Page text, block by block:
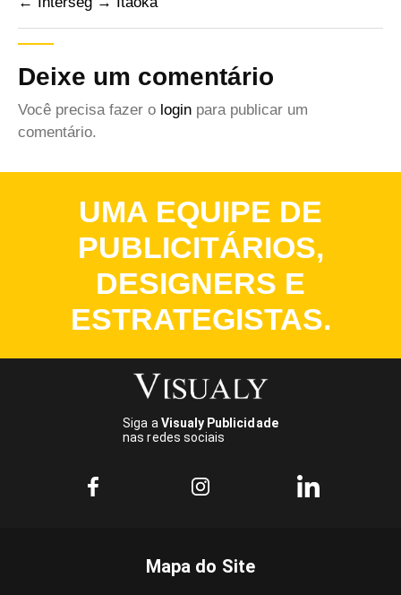
Deixe um comentário
Você precisa fazer o login para publicar um
comentário.
UMA EQUIPE DE
PUBLICITÁRIOS,
DESIGNERS E
ESTRATEGISTAS.
Siga a Visualy Publicidade
nas redes sociais
Mapa do Site